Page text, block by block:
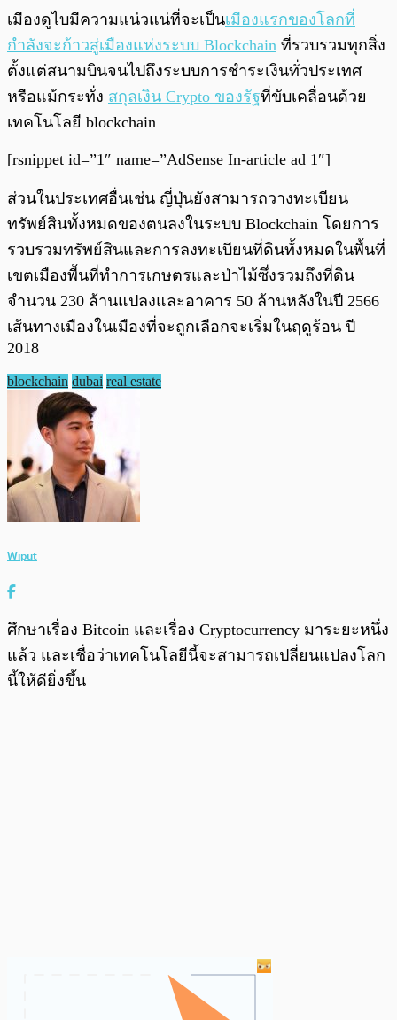
เมืองดูไบมีความแน่วแน่ที่จะเป็นเมืองแรกของโลกที่
กำลังจะก้าวสู่เมืองแห่งระบบ Blockchain ที่รวบรวมทุกสิ่ง
ตั้งแต่สนามบินจนไปถึงระบบการชำระเงินทั่วประเทศ
หรือแม้กระทั่ง สกุลเงิน Crypto ของรัฐที่ขับเคลื่อนด้วย
เทคโนโลยี blockchain
[rsnippet id=”1″ name=”AdSense In-article ad 1″]
ส่วนในประเทศอื่นเช่น ญี่ปุ่นยังสามารถวางทะเบียน
ทรัพย์สินทั้งหมดของตนลงในระบบ Blockchain โดยการ
รวบรวมทรัพย์สินและการลงทะเบียนที่ดินทั้งหมดในพื้นที่
เขตเมืองพื้นที่ทำการเกษตรและป่าไม้ซึ่งรวมถึงที่ดิน
จำนวน 230 ล้านแปลงและอาคาร 50 ล้านหลังในปี 2566
เส้นทางเมืองในเมืองที่จะถูกเลือกจะเริ่มในฤดูร้อน ปี
2018
blockchain dubai real estate
Wiput
ศึกษาเรื่อง Bitcoin และเรื่อง Cryptocurrency มาระยะหนึ่ง
แล้ว และเชื่อว่าเทคโนโลยีนี้จะสามารถเปลี่ยนแปลงโลก
นี้ให้ดียิ่งขึ้น